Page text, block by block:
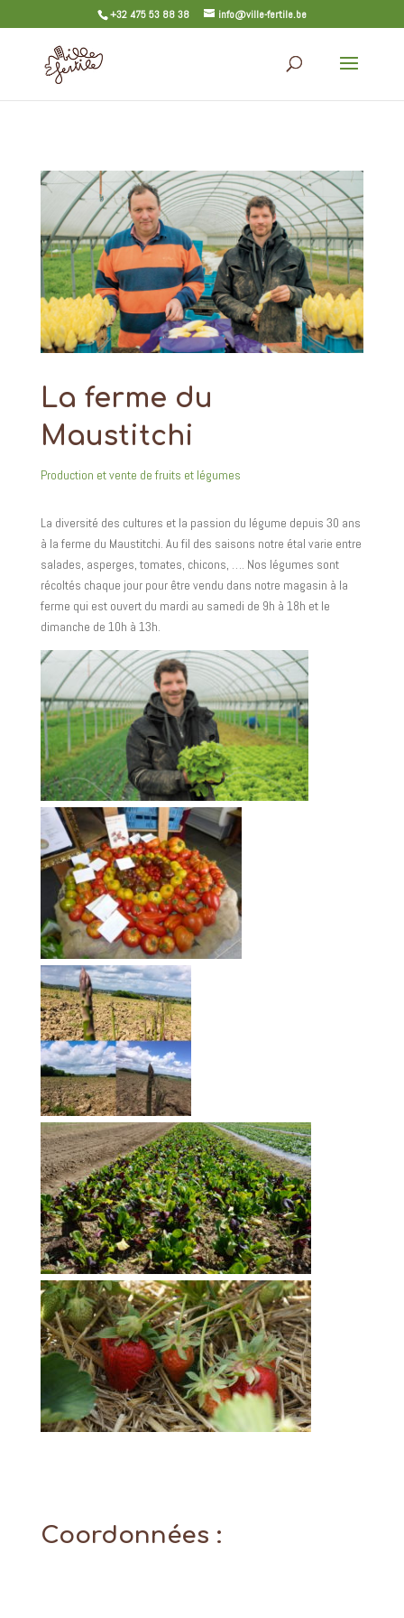
+32 475 53 88 38 info@ville-fertile.be
La ferme du
Maustitchi
Production et vente de fruits et légumes
La diversité des cultures et la passion du légume depuis 30 ans
à la ferme du Maustitchi. Au fil des saisons notre étal varie entre
salades, asperges, tomates, chicons, …. Nos légumes sont
récoltés chaque jour pour être vendu dans notre magasin à la
ferme qui est ouvert du mardi au samedi de 9h à 18h et le
dimanche de 10h à 13h.
Coordonnées :